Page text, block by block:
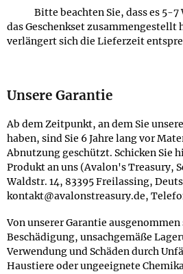
Bitte beachten Sie, dass es 5-
das Geschenkset zusammengestellt
verlängert sich die Lieferzeit
Unsere Garantie
Ab dem Zeitpunkt, an dem Sie
haben, sind Sie 6 Jahre lang vor
Abnutzung geschützt. Schicken Sie
Produkt an uns (Avalon's Treasury,
Waldstr. 14, 83395 Freilassing,
kontakt@avalonstreasury.de,
Von unserer Garantie
Beschädigung, unsachgemäße
Verwendung und Schäden durch
Haustiere oder ungeeignete